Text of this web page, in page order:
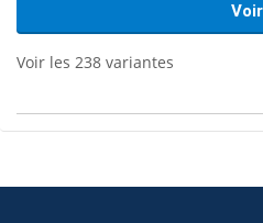
Voir
Voir les 238 variantes